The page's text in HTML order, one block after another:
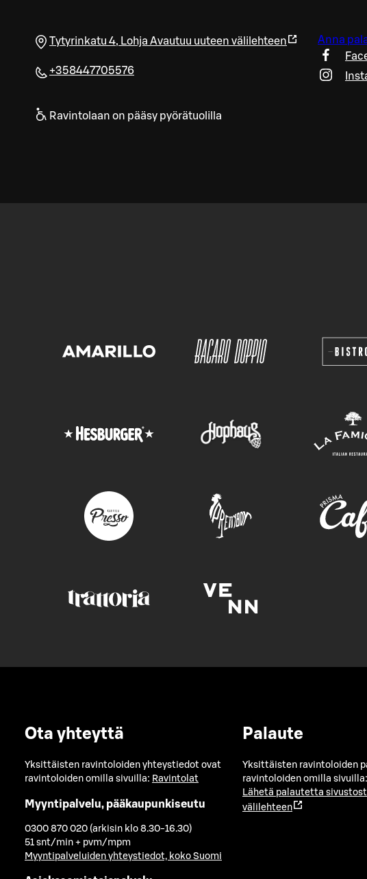
Tytyrinkatu 4, Lohja Avautuu uuteen välilehteen
+358447705576
Ravintolaan on pääsy pyörätuolilla
Anna
Ota yhteyttä
Yksittäisten ravintoloiden yhteystiedot ovat
ravintoloiden omilla sivuilla: Ravintolat
Myyntipalvelu, pääkaupunkiseutu
0300 870 020 (arkisin klo 8.30-16.30)
51 snt/min + pvm/mpm
Myyntipalveluiden yhteystiedot, koko Suomi
Palaute
Yksittäisten ravintoloiden
ravintoloiden omilla sivuilla:
Lähetä palautetta
välilehteen